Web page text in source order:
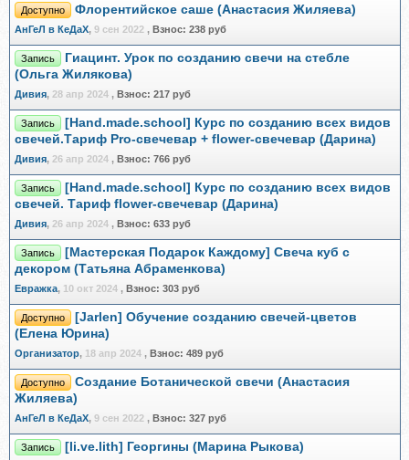
Доступно Флорентийское саше (Анастасия Жиляева)
АнГеЛ в КеДаХ, 9 сен 2022 , Взнос: 238 руб
Запись
Гиацинт. Урок по созданию свечи на стебле
(Ольга Жилякова)
Дивия, 28 апр 2024 , Взнос: 217 руб
Запись
[Hand.made.school] Курс по созданию всех видов
свечей.Тариф Pro-свечевар + flower-свечевар (Дарина)
Дивия, 26 апр 2024 , Взнос: 766 руб
Запись
[Hand.made.school] Курс по созданию всех видов
свечей. Тариф flower-свечевар (Дарина)
Дивия, 26 апр 2024 , Взнос: 633 руб
Запись
[Мастерская Подарок Каждому] Свеча куб с
декором (Татьяна Абраменкова)
Евражкa, 10 окт 2024 , Взнос: 303 руб
Доступно
[Jarlen] Обучение созданию свечей-цветов
(Елена Юрина)
Организатор, 18 апр 2024 , Взнос: 489 руб
Доступно
Создание Ботанической свечи (Анастасия
Жиляева)
АнГеЛ в КеДаХ, 9 сен 2022 , Взнос: 327 руб
Запись [li.ve.lith] Георгины (Марина Рыкова)